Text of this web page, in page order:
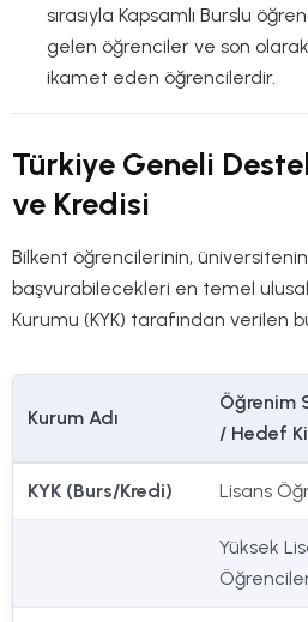
sırasıyla Kapsamlı Burslu
gelen öğrenciler ve son
ikamet eden öğrencilerdir.
Türkiye Geneli
ve Kredisi
Bilkent öğrencilerinin, üniversitenin
başvurabilecekleri en temel
Kurumu (KYK) tarafından verilen
Kurum Adı
Öğrenim
/ Hedef
KYK (Burs/Kredi) Lisans
Yüksek